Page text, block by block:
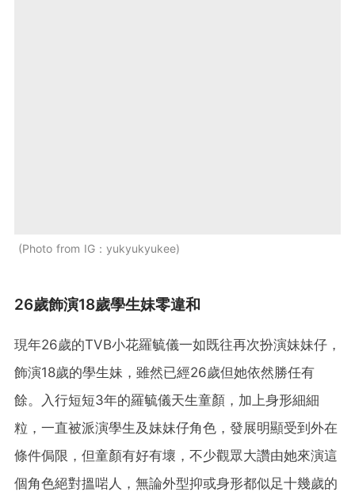
Photo from IG：yukyukyukee
26歲飾演18歲學生妹零違和
現年26歲的TVB小花羅毓儀一如既往再次扮演妹妹仔，
飾演18歲的學生妹，雖然已經26歲但她依然勝任有
餘。入行短短3年的羅毓儀天生童顏，加上身形細細
粒，一直被派演學生及妹妹仔角色，發展明顯受到外在
條件侷限，但童顏有好有壞，不少觀眾大讚由她來演這
個角色絕對搵啱人，無論外型抑或身形都似足十幾歲的